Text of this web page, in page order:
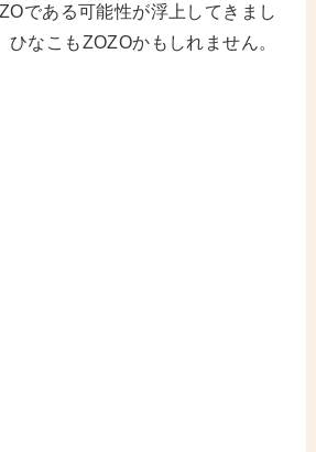
である可能性が浮上してきまし
ひなこもZOZOかもしれません。